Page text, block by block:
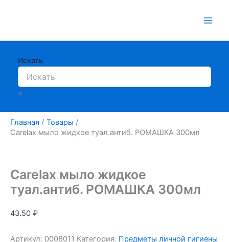
Искать
×
Главная
Товары
Carelax мыло жидкое туал.антиб. РОМАШКА 300мл
Carelax мыло жидкое
туал.антиб. РОМАШКА 300мл
43.50 ₽
Артикул: 0008011 Категория: Предметы личной гигиены